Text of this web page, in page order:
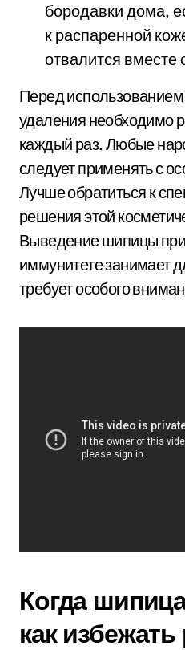
бородавки дома,
к распаренной
отвалится вместе
Перед
удаления необходимо
каждый раз. Любые
следует применять с
Лучше обратиться к
решения этой
Выведение шипицы
иммунитете занимает
требует особого
Когда
как